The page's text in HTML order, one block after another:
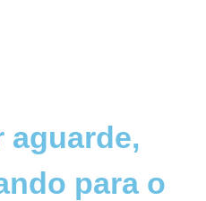
aguarde,
para o